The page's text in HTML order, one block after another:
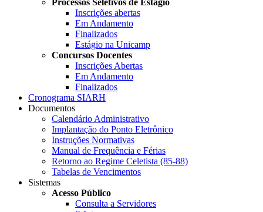
Processos Seletivos de Estágio
Inscrições abertas
Em Andamento
Finalizados
Estágio na Unicamp
Concursos Docentes
Inscrições Abertas
Em Andamento
Finalizados
Cronograma SIARH
Documentos
Calendário Administrativo
Implantação do Ponto Eletrônico
Instruções Normativas
Manual de Frequência e Férias
Retorno ao Regime Celetista (85-88)
Tabelas de Vencimentos
Sistemas
Acesso Público
Consulta a Servidores